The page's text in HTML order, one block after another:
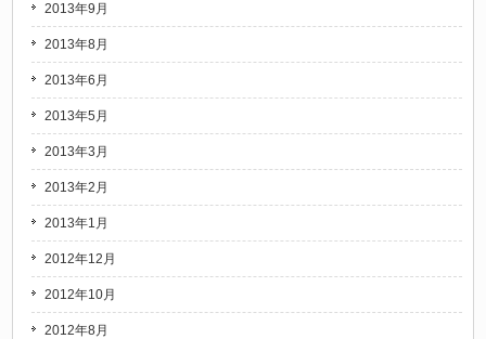
2013年9月
2013年8月
2013年6月
2013年5月
2013年3月
2013年2月
2013年1月
2012年12月
2012年10月
2012年8月